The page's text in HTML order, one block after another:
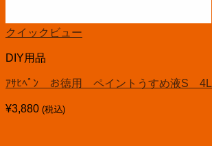
クイックビュー
DIY用品
ｱｻﾋﾍﾟﾝ お徳用 ペイントうすめ液S 4L
¥3,880 (税込)